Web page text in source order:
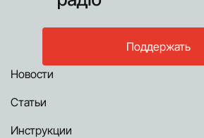
Поддержать
Новости
Статьи
Инструкции